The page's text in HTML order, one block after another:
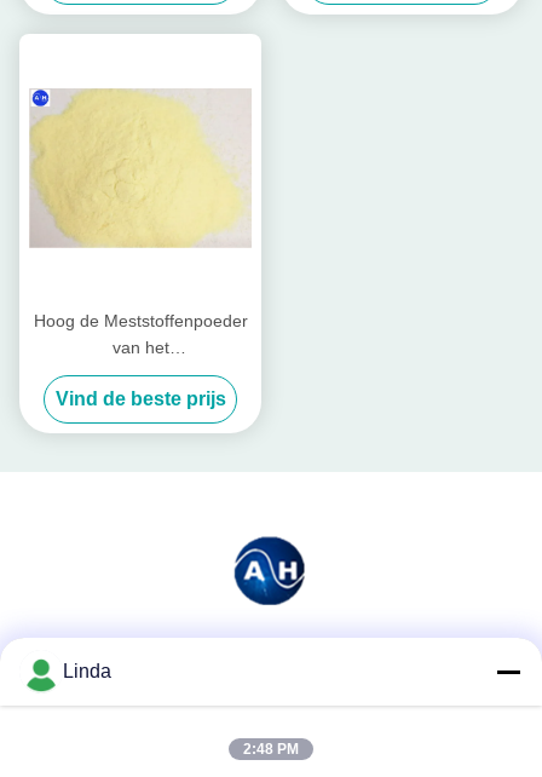
Hoog de Meststoffenpoeder
van het
Oplosbaarheidsaminozuur,
Landbouwaminozuur 50%
Vind de beste prijs
Linda
2:48 PM